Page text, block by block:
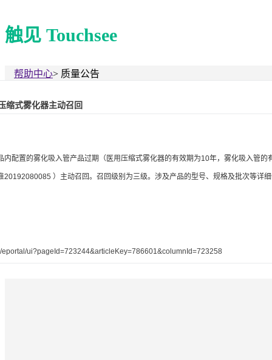
触见 Touchsee
帮助中心> 质量公告
缩式雾化器主动召回
内配置的雾化吸入管产品过期（医用压缩式雾化器的有效期为10年，雾化吸入管
20192080085 ）主动召回。召回级别为三级。涉及产品的型号、规格及批次等详
eportal/ui?pageId=723244&articleKey=786601&columnId=723258